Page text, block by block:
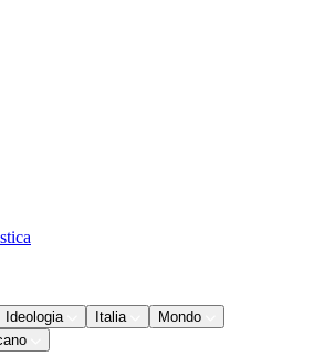
Ideologia Italia
Mondo